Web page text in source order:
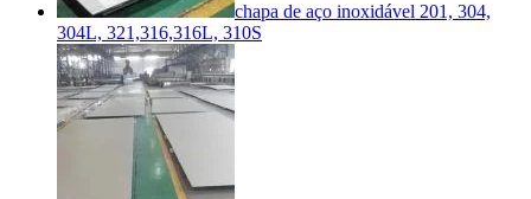
chapa de aço inoxidável 201, 304,
304L, 321,316,316L, 310S